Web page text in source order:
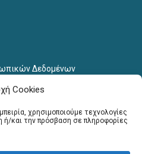
Cookies
χρησιμοποιούμε τεχνολογίες
και την πρόσβαση σε πληροφορίες
Δεδομένων